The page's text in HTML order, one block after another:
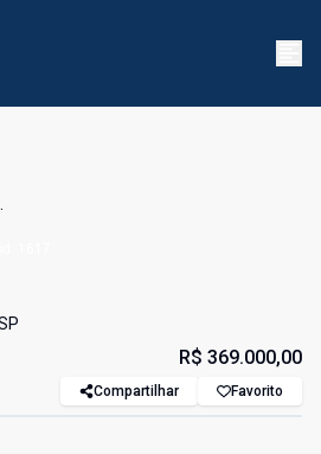
R$ 369.000,00
Compartilhar Favorito